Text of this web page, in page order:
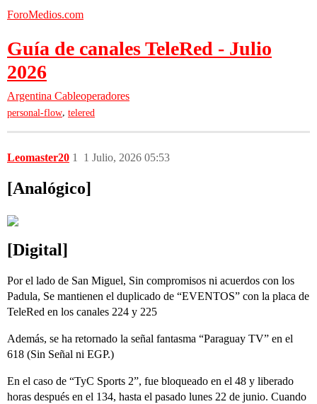
ForoMedios.com
Guía de canales TeleRed - Julio
2026
Argentina Cableoperadores
personal-flow, telered
Leomaster20 1 Julio, 2026 05:53
1
[Analógico]
[Digital]
Por el lado de San Miguel, Sin compromisos ni acuerdos con los
Padula, Se mantienen el duplicado de “EVENTOS” con la placa de
TeleRed en los canales 224 y 225
Además, se ha retornado la señal fantasma “Paraguay TV” en el
618 (Sin Señal ni EGP.)
En el caso de “TyC Sports 2”, fue bloqueado en el 48 y liberado
horas después en el 134, hasta el pasado lunes 22 de junio. Cuando